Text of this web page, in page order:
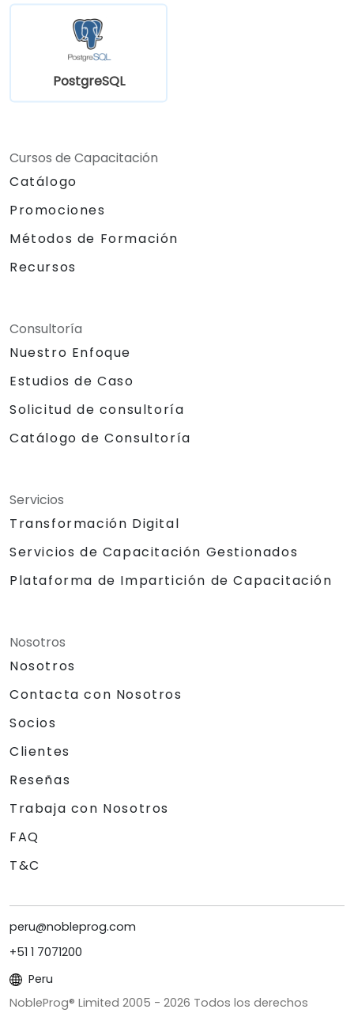
Explorar las herramientas externas para
monitoreo y observabilidad.
PostgreSQL
Cursos de Capacitación
Catálogo
Promociones
Métodos de Formación
Recursos
Consultoría
Nuestro Enfoque
Estudios de Caso
Solicitud de consultoría
Catálogo de Consultoría
Servicios
Transformación Digital
Servicios de Capacitación Gestionados
Plataforma de Impartición de Capacitación
Nosotros
Nosotros
Contacta con Nosotros
Socios
Clientes
Reseñas
Trabaja con Nosotros
FAQ
T&C
peru@nobleprog.com
+51 1 7071200
Peru
NobleProg® Limited 2005 - 2026 Todos los derechos